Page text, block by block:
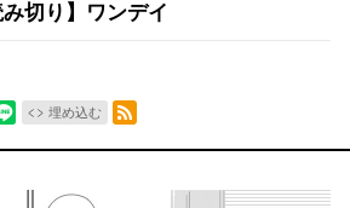
み切り】ワンデイ
埋め込む
RSSフィード